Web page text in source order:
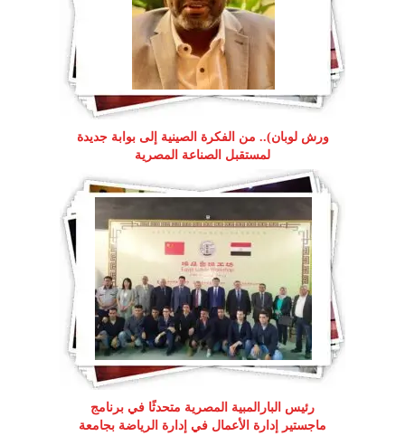
ورش لوبان).. من الفكرة الصينية إلى بوابة جديدة
لمستقبل الصناعة المصرية
رئيس البارالمبية المصرية متحدثًا في برنامج
ماجستير إدارة الأعمال في إدارة الرياضة بجامعة